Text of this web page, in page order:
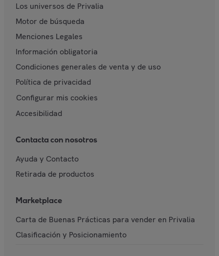
Los universos de Privalia
Motor de búsqueda
Menciones Legales
Información obligatoria
Condiciones generales de venta y de uso
Política de privacidad
Configurar mis cookies
Accesibilidad
Contacta con nosotros
Ayuda y Contacto
Retirada de productos
Marketplace
Carta de Buenas Prácticas para vender en Privalia
Clasificación y Posicionamiento